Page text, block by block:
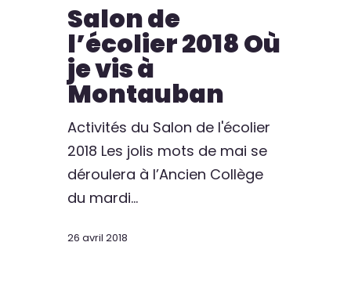
Salon de
l’écolier 2018 Où
je vis à
Montauban
Activités du Salon de l'écolier
2018 Les jolis mots de mai se
déroulera à l’Ancien Collège
du mardi…
26 avril 2018